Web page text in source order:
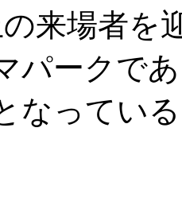
来場者を
パークで
なってい